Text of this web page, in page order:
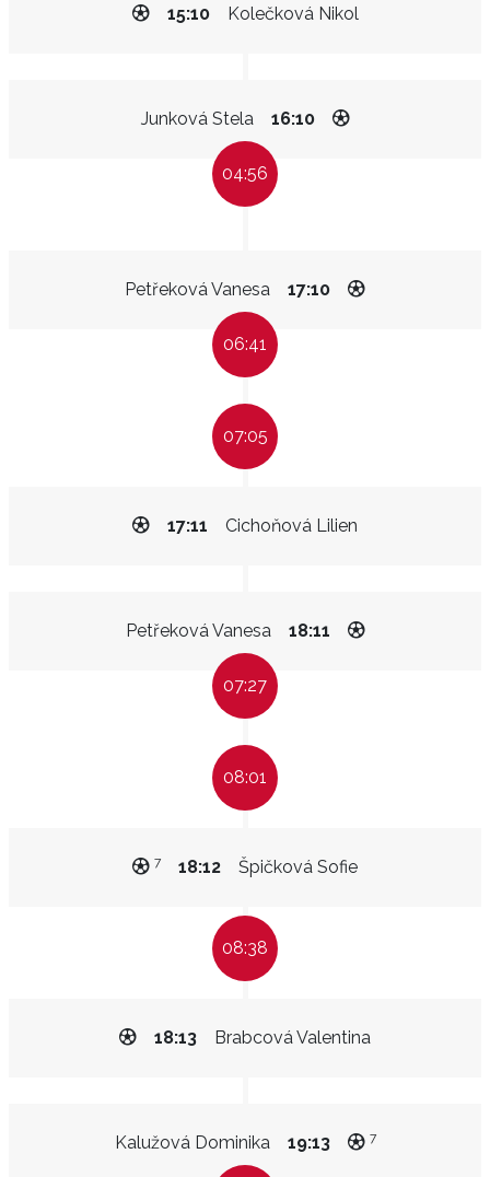
Kolečková Nikol
15:10
Junková Stela 16:10
04:56
Petřeková Vanesa 17:10
06:41
07:05
Cichoňová Lilien
17:11
Petřeková Vanesa 18:11
07:27
08:01
Špičková Sofie
18:12
7
08:38
Brabcová Valentina
18:13
Kalužová Dominika 19:13 7